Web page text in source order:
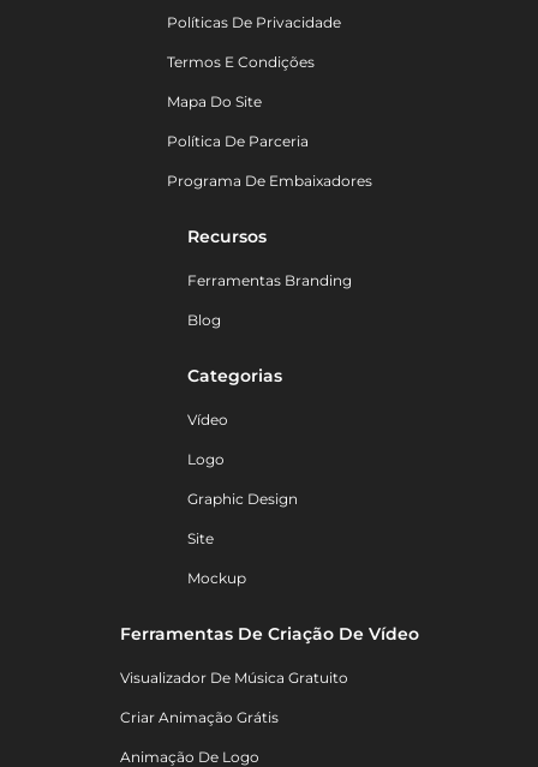
Políticas De Privacidade
Termos E Condições
Mapa Do Site
Política De Parceria
Programa De Embaixadores
Recursos
Ferramentas Branding
Blog
Categorias
Vídeo
Logo
Graphic Design
Site
Mockup
Ferramentas De Criação De Vídeo
Visualizador De Música Gratuito
Criar Animação Grátis
Animação De Logo